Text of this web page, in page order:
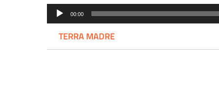
Audio
Player
00:00
TERRA MADRE